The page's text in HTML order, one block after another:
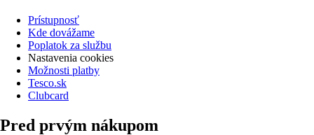
Prístupnosť
Kde dovážame
Poplatok za službu
Nastavenia cookies
Možnosti platby
Tesco.sk
Clubcard
Pred prvým nákupom